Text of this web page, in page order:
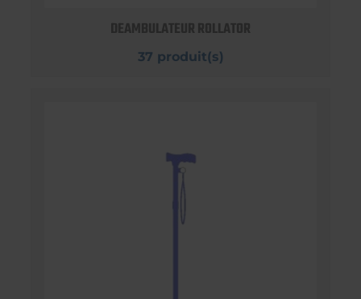
DEAMBULATEUR ROLLATOR
37 produit(s)